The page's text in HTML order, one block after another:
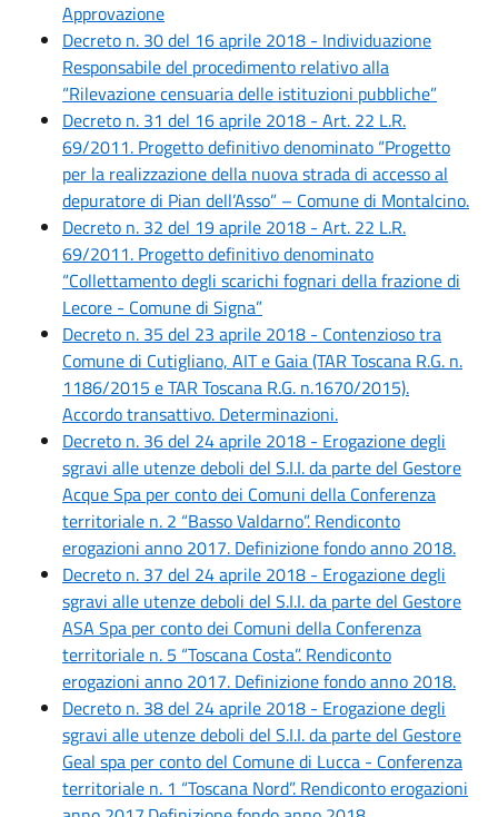
Approvazione
Decreto n. 30 del 16 aprile 2018 - Individuazione
Responsabile del procedimento relativo alla
“Rilevazione censuaria delle istituzioni pubbliche”
Decreto n. 31 del 16 aprile 2018 - Art. 22 L.R.
69/2011. Progetto definitivo denominato “Progetto
per la realizzazione della nuova strada di accesso al
depuratore di Pian dell’Asso” – Comune di Montalcino.
Decreto n. 32 del 19 aprile 2018 - Art. 22 L.R.
69/2011. Progetto definitivo denominato
“Collettamento degli scarichi fognari della frazione di
Lecore - Comune di Signa”
Decreto n. 35 del 23 aprile 2018 - Contenzioso tra
Comune di Cutigliano, AIT e Gaia (TAR Toscana R.G. n.
1186/2015 e TAR Toscana R.G. n.1670/2015).
Accordo transattivo. Determinazioni.
Decreto n. 36 del 24 aprile 2018 - Erogazione degli
sgravi alle utenze deboli del S.I.I. da parte del Gestore
Acque Spa per conto dei Comuni della Conferenza
territoriale n. 2 “Basso Valdarno”. Rendiconto
erogazioni anno 2017. Definizione fondo anno 2018.
Decreto n. 37 del 24 aprile 2018 - Erogazione degli
sgravi alle utenze deboli del S.I.I. da parte del Gestore
ASA Spa per conto dei Comuni della Conferenza
territoriale n. 5 “Toscana Costa”. Rendiconto
erogazioni anno 2017. Definizione fondo anno 2018.
Decreto n. 38 del 24 aprile 2018 - Erogazione degli
sgravi alle utenze deboli del S.I.I. da parte del Gestore
Geal spa per conto del Comune di Lucca - Conferenza
territoriale n. 1 “Toscana Nord”. Rendiconto erogazioni